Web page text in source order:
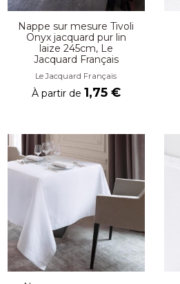
Nappe sur mesure Tivoli
Onyx jacquard pur lin
laize 245cm, Le
Jacquard Français
Le Jacquard Français
À partir de 1,75 €